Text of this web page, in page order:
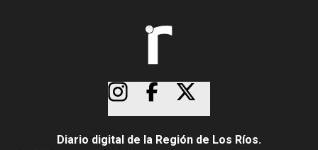
Diario digital de la Región de Los Ríos.